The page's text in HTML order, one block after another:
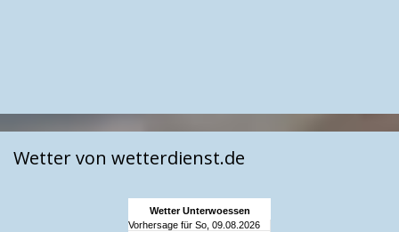
Wetter von wetterdienst.de
Wetter Unterwoessen
Vorhersage für So, 09.08.2026